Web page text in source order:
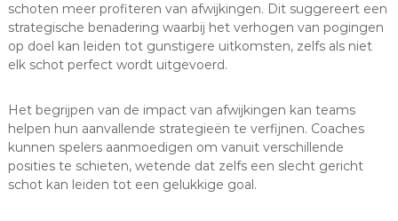
schoten meer profiteren van afwijkingen. Dit suggereert een
strategische benadering waarbij het verhogen van pogingen
op doel kan leiden tot gunstigere uitkomsten, zelfs als niet
elk schot perfect wordt uitgevoerd.
Het begrijpen van de impact van afwijkingen kan teams
helpen hun aanvallende strategieën te verfijnen. Coaches
kunnen spelers aanmoedigen om vanuit verschillende
posities te schieten, wetende dat zelfs een slecht gericht
schot kan leiden tot een gelukkige goal.